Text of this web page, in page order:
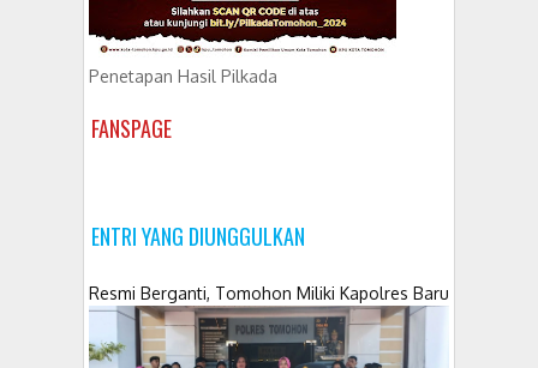
Penetapan Hasil Pilkada
FANSPAGE
ENTRI YANG DIUNGGULKAN
Resmi Berganti, Tomohon Miliki Kapolres Baru